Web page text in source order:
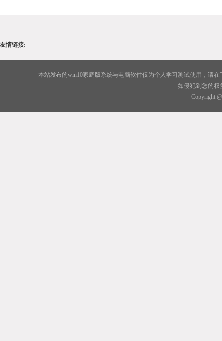
友情链接:
本站发布的win10家庭版系统与电脑软件仅为个人学习测试使用，请
如侵犯到您的权
Copyright